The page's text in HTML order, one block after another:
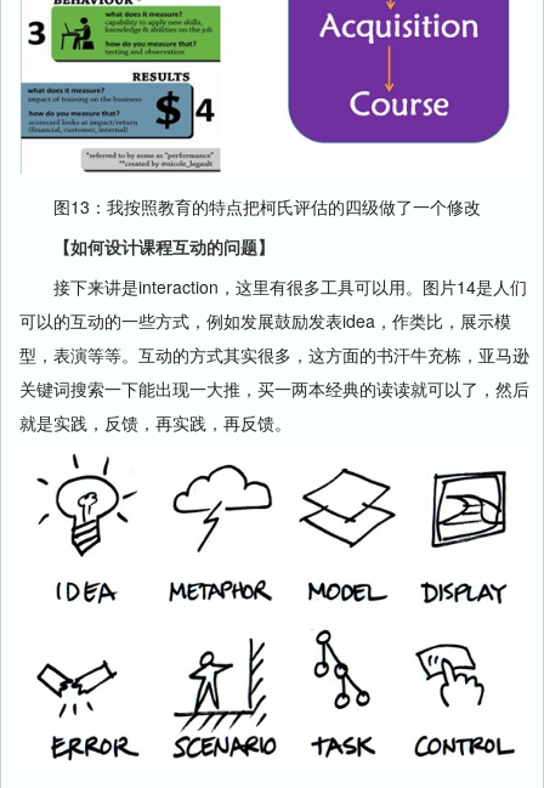
图13：我按照教育的特点把柯氏评估的四级做了一个修改
【如何设计课程互动的问题】
接下来讲是interaction，这里有很多工具可以用。图片14是人们
可以的互动的一些方式，例如发展鼓励发表idea，作类比，展示模
型，表演等等。互动的方式其实很多，这方面的书汗牛充栋，亚马逊
关键词搜索一下能出现一大推，买一两本经典的读读就可以了，然后
就是实践，反馈，再实践，再反馈。